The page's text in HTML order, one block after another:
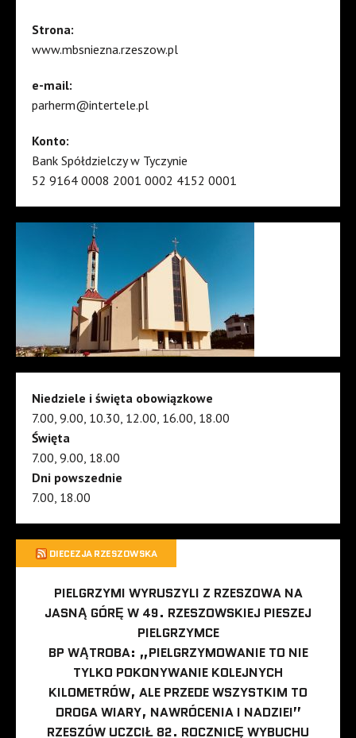
Strona:
www.mbsniezna.rzeszow.pl
e-mail:
parherm@intertele.pl
Konto:
Bank Spółdzielczy w Tyczynie
52 9164 0008 2001 0002 4152 0001
Niedziele i święta obowiązkowe
7.00, 9.00, 10.30, 12.00, 16.00, 18.00
Święta
7.00, 9.00, 18.00
Dni powszednie
7.00, 18.00
DIECEZJA RZESZOWSKA
PIELGRZYMI WYRUSZYLI Z RZESZOWA NA
JASNĄ GÓRĘ W 49. RZESZOWSKIEJ PIESZEJ
PIELGRZYMCE
BP WĄTROBA: „PIELGRZYMOWANIE TO NIE
TYLKO POKONYWANIE KOLEJNYCH
KILOMETRÓW, ALE PRZEDE WSZYSTKIM TO
DROGA WIARY, NAWRÓCENIA I NADZIEI”
RZESZÓW UCZCIŁ 82. ROCZNICĘ WYBUCHU